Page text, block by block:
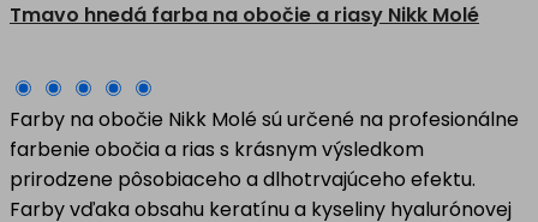
Tmavo hnedá farba na obočie a riasy Nikk Molé
Farby na obočie Nikk Molé sú určené na profesionálne
farbenie obočia a rias s krásnym výsledkom
prirodzene pôsobiaceho a dlhotrvajúceho efektu.
Farby vďaka obsahu keratínu a kyseliny hyalurónovej